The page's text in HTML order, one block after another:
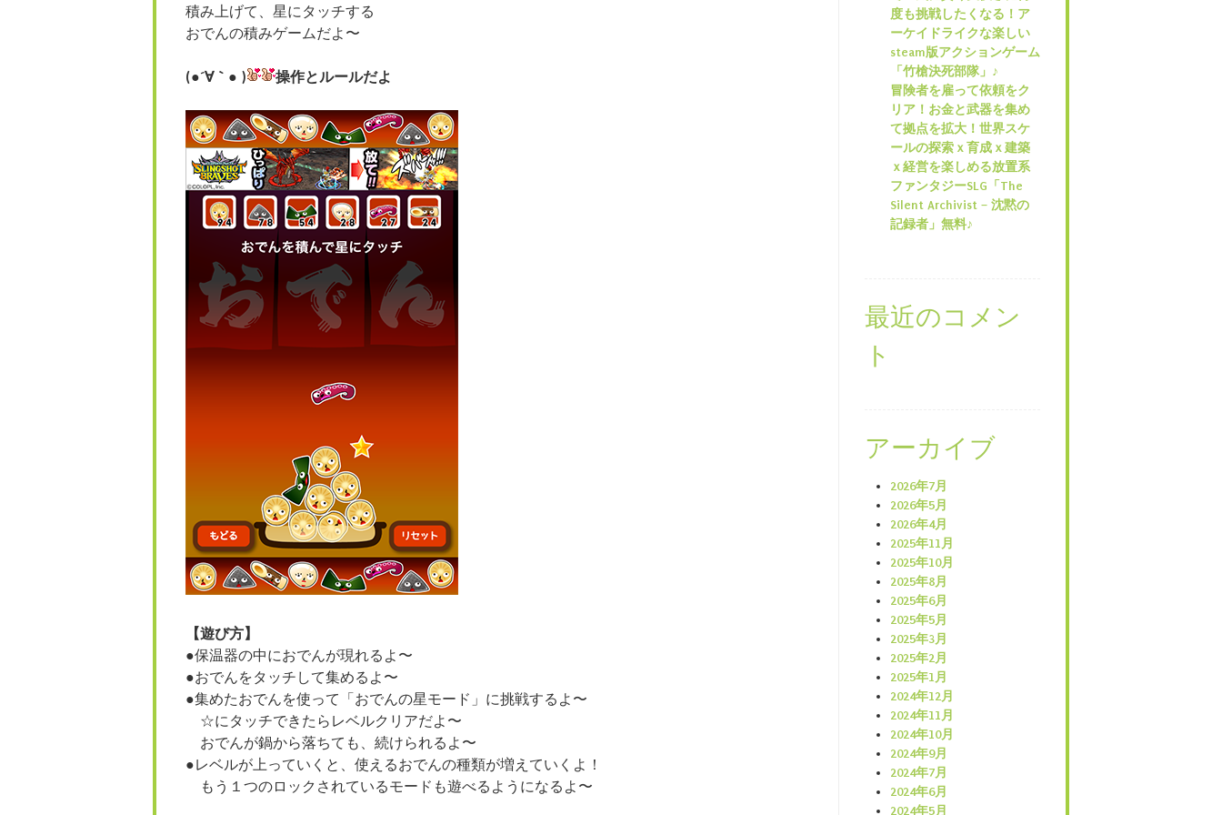
積み上げて、星にタッチする
おでんの積みゲームだよ〜
(●´∀｀● ) 操作とルールだよ
【遊び方】
●保温器の中におでんが現れるよ〜
●おでんをタッチして集めるよ〜
●集めたおでんを使って「おでんの星モード」に挑戦するよ〜
☆にタッチできたらレベルクリアだよ〜
おでんが鍋から落ちても、続けられるよ〜
●レベルが上っていくと、使えるおでんの種類が増えていくよ！
もう１つのロックされているモードも遊べるようになるよ〜
度も挑戦したくなる！ア
ーケイドライクな楽しい
steam版アクションゲーム
「竹槍決死部隊」♪
冒険者を雇って依頼をク
リア！お金と武器を集め
て拠点を拡大！世界スケ
ールの探索ｘ育成ｘ建築
ｘ経営を楽しめる放置系
ファンタジーSLG「The
Silent Archivist – 沈黙の
記録者」無料♪
最近のコメン
ト
アーカイブ
2026年7月
2026年5月
2026年4月
2025年11月
2025年10月
2025年8月
2025年6月
2025年5月
2025年3月
2025年2月
2025年1月
2024年12月
2024年11月
2024年10月
2024年9月
2024年7月
2024年6月
2024年5月